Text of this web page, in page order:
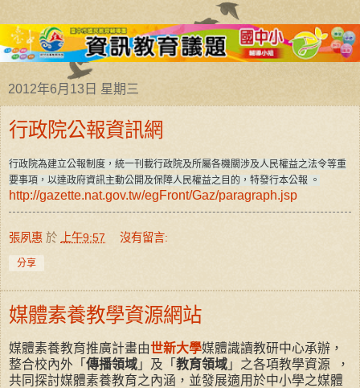
2012年6月13日 星期三
行政院公報資訊網
行政院為建立公報制度，統一刊載行政院及所屬各機關涉及人民權益之法令等重
要事項，以達政府資訊主動公開及保障人民權益之目的，特發行本公報 。
http://gazette.nat.gov.tw/egFront/Gaz/paragraph.jsp
張夙惠 於 上午9:57 沒有留言:
分享
媒體素養教學資源網站
媒體素養教育推廣計畫由世新大學媒體識讀教研中心承辦，
整合校內外「 傳播領域 」及「 教育領域 」之各項教學資源 ，
共同探討媒體素養教育之內涵，並發展適用於中小學之媒體